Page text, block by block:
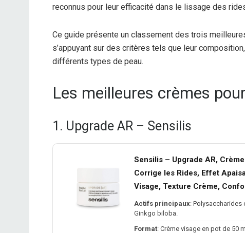
reconnus pour leur efficacité dans le lissage des
Ce guide présente un classement des trois
s’appuyant sur des critères tels que leur
différents types de peau.
Les meilleures crèmes
1. Upgrade AR – Sensilis
Sensilis – Upgrade AR,
Corrige les Rides, Effet
Visage, Texture Crème,
Actifs principaux: Polysaccharides
Ginkgo biloba.
Format: Crème visage en pot de 50